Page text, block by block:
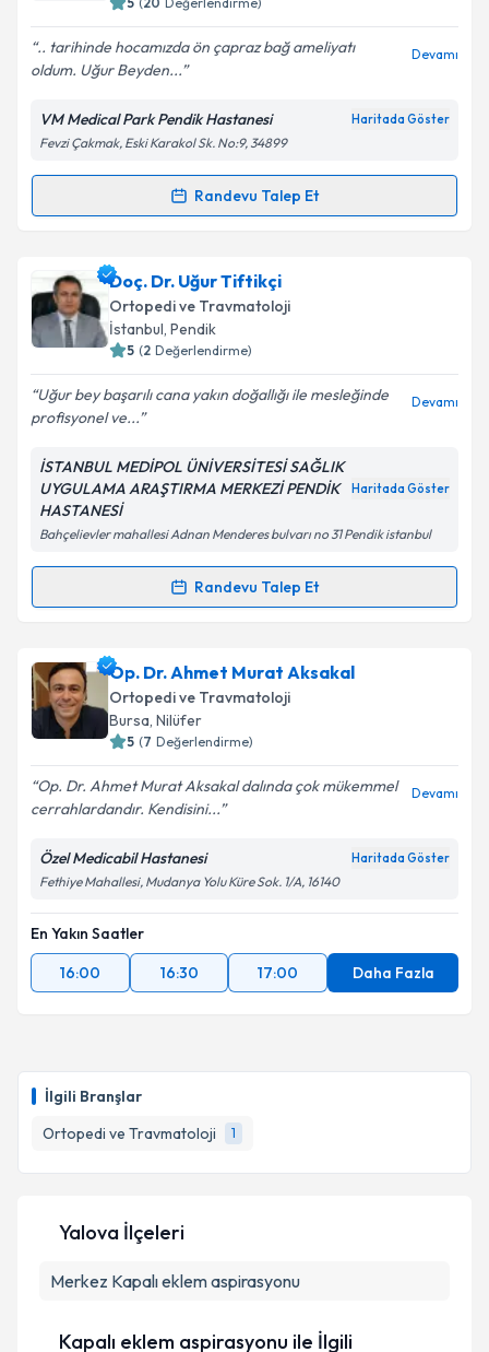
İlgili Branşlar
Ortopedi ve Travmatoloji
1
E-posta Adresiniz
Kişisel verilerimin işlenmesine ilişkin
Metni'ni okudum ve kişisel verilerimin belirtilen
kapsamda işlenmesini kabul ediyorum.
.. tarihinde hocamızda ön çapraz bağ ameliyatı
oldum. Uğur Beyden...
Devamı
VM Medical Park Pendik Hastanesi Haritada Göster
Fevzi Çakmak, Eski Karakol Sk. No:9, 34899
Randevu Talep Et
Randevu Takvimi Talebi
Op. Dr. Uğur Onur Kasmaniçin randevu takvimi
talebi oluşturun. Size bu uzmandan randevu almanız
için bir takvim hazırlandığında e-posta ile
bilgilendireceğiz.
E-posta Adresiniz
Kişisel verilerimin işlenmesine ilişkin
Aydınlatma
Metni
kapsamda işlenmesini kabul ediyorum.
Takvim Talebini Gönder
Doç. Dr. Uğur Tiftikçi
Ortopedi ve Travmatoloji
İstanbul, Pendik
5 (2 Değerlendirme)
Uğur bey başarılı cana yakın doğallığı ile mesleğinde
profisyonel ve...
Devamı
İSTANBUL MEDİPOL ÜNİVERSİTESİ SAĞLIK
UYGULAMA ARAŞTIRMA MERKEZİ PENDİK
HASTANESİ
Haritada Göster
Bahçelievler mahallesi Adnan Menderes bulvarı no 31 Pendik istanbul
Randevu Talep Et
Randevu Takvimi Talebi
Doç. Dr. Uğur Tiftikçi için randevu takvimi talebi
oluşturun. Size bu uzmandan randevu almanız için bir
takvim hazırlandığında e-posta ile bilgilendireceğiz.
Kişisel verilerimin işlenmesine ilişkin
Aydınlatma
Metni'ni okudum ve kişisel verilerimin belirtilen
kapsamda işlenmesini kabul ediyorum.
Takvim Talebini Gönder
Op. Dr. Ahmet Murat Aksakal
Ortopedi ve Travmatoloji
Bursa, Nilüfer
5 (7 Değerlendirme)
Op. Dr. Ahmet Murat Aksakal dalında çok mükemmel
cerrahlardandır. Kendisini...
Devamı
Özel Medicabil Hastanesi Haritada Göster
Fethiye Mahallesi, Mudanya Yolu Küre Sok. 1/A, 16140
En Yakın Saatler
16:00
16:30 17:00 Daha Fazla
Yalova İlçeleri
Merkez Kapalı eklem aspirasyonu
Kapalı eklem aspirasyonu ile İlgili